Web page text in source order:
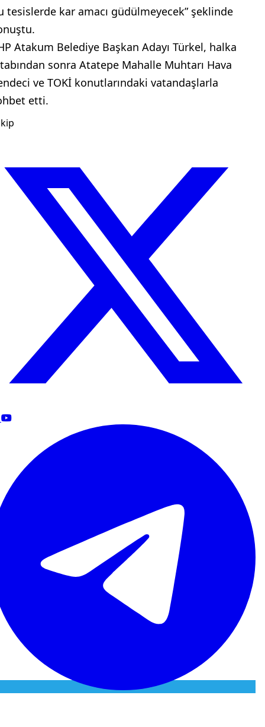
tesislerde kar amacı güdülmeyecek” şeklinde
Atakum Belediye Başkan Adayı Türkel, halka
sonra Atatepe Mahalle Muhtarı Hava
ve TOKİ konutlarındaki vatandaşlarla
etti.